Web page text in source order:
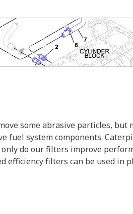
some abrasive particles, but
fuel system components.
do our filters improve
efficiency filters can be used in